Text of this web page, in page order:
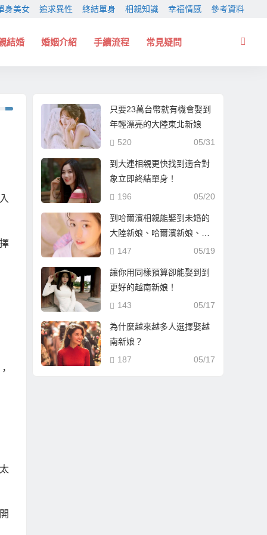
身美女 追求異性 終結單身 相親知識 幸福情感 參考資料
結婚 婚姻介紹 手續流程 常見疑問
只要23萬台幣就有機會娶到
年輕漂亮的大陸東北新娘
05/31
520
到大連相親更快找到適合對
象立即終結單身！
05/20
196
到哈爾濱相親能娶到未婚的
大陸新娘、哈爾濱新娘、東
北新娘嗎？
05/19
147
讓你用同樣預算卻能娶到到
更好的越南新娘！
05/17
143
為什麼越來越多人選擇娶越
南新娘？
05/17
187